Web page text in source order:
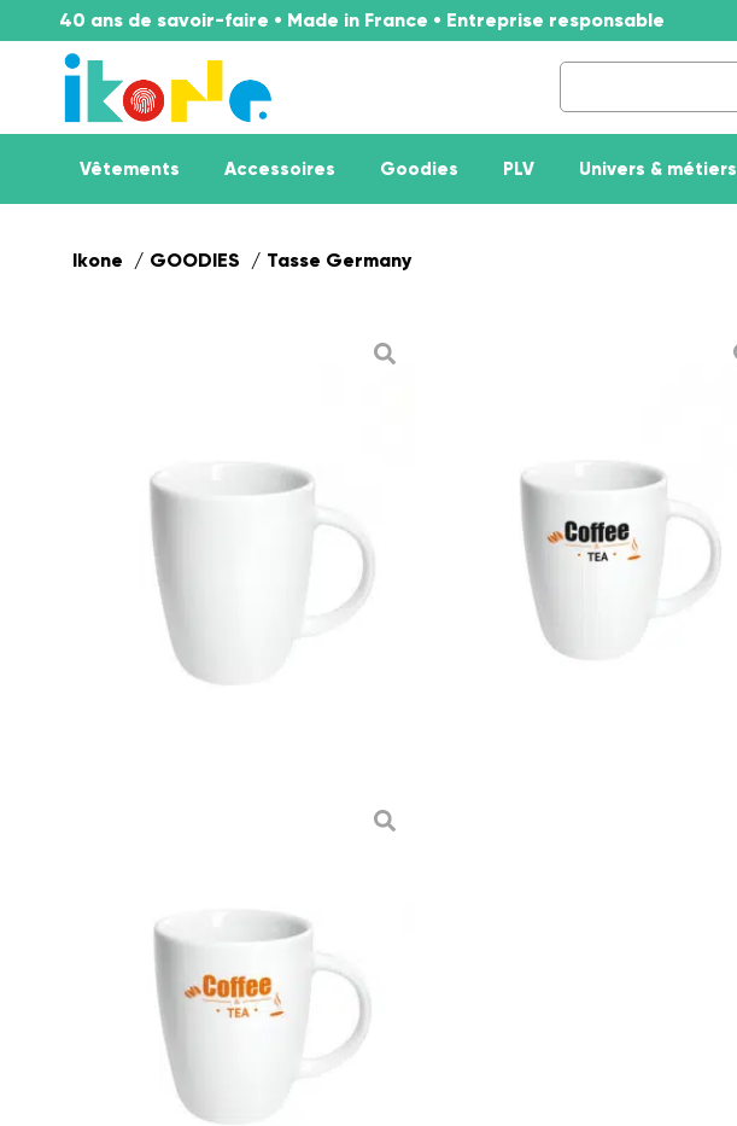
40 ans de savoir-faire • Made in France • Entreprise responsable
Vêtements Accessoires Goodies PLV Univers & métiers
Ikone GOODIES Tasse Germany